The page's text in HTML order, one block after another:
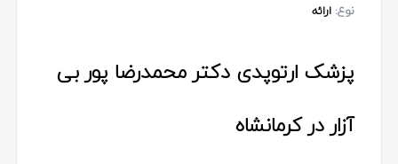
نوع: ارائه
پزشک ارتوپدی دکتر محمدرضا پور بی
آزار در کرمانشاه